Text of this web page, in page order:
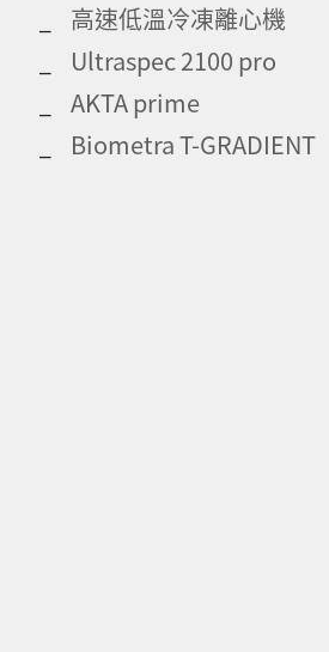
高速低溫冷凍離心機
Ultraspec 2100 pro
AKTA prime
Biometra T-GRADIENT